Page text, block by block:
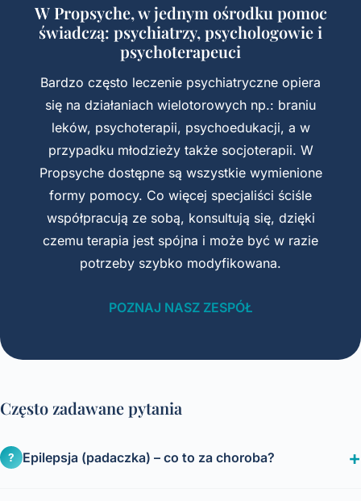
W Propsyche, w jednym ośrodku pomoc
świadczą: psychiatrzy, psychologowie i
psychoterapeuci
Bardzo często leczenie psychiatryczne opiera
się na działaniach wielotorowych np.: braniu
leków, psychoterapii, psychoedukacji, a w
przypadku młodzieży także socjoterapii. W
Propsyche dostępne są wszystkie wymienione
formy pomocy. Co więcej specjaliści ściśle
współpracują ze sobą, konsultują się, dzięki
czemu terapia jest spójna i może być w razie
potrzeby szybko modyfikowana.
POZNAJ NASZ ZESPÓŁ
Często zadawane pytania
? Epilepsja (padaczka) – co to za choroba?